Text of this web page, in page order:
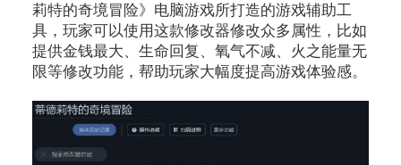
莉特的奇境冒险》电脑游戏所打造的游戏辅助工
具，玩家可以使用这款修改器修改众多属性，比如
提供金钱最大、生命回复、氧气不减、火之能量无
限等修改功能，帮助玩家大幅度提高游戏体验感。